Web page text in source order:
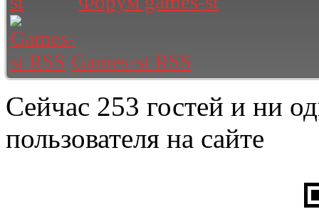
Games-st RSS
Сейчас 253 гостей и ни
пользователя на сайте